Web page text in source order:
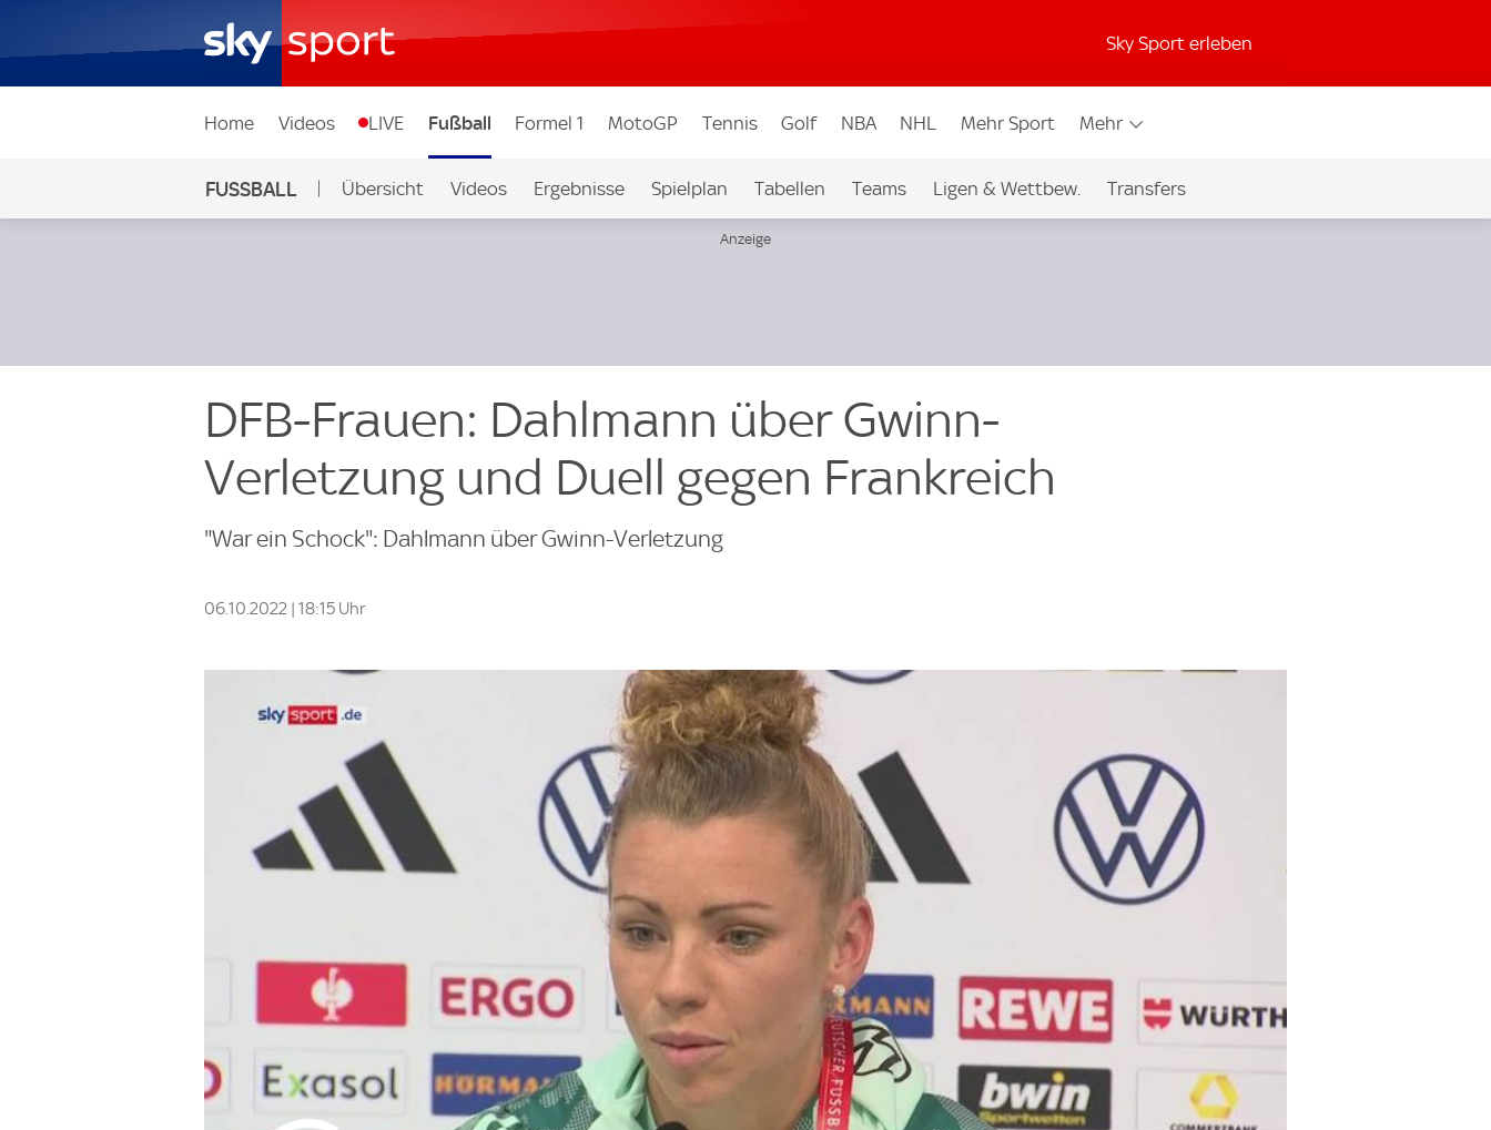
Sky Sport erleben
Home Videos LIVE Fußball Formel 1 MotoGP Tennis Golf NBA NHL Mehr Sport Mehr
FUSSBALL Übersicht Videos Ergebnisse Spielplan Tabellen Teams Ligen & Wettbew. Transfers
DFB-Frauen: Dahlmann über Gwinn-
Verletzung und Duell gegen Frankreich
"War ein Schock": Dahlmann über Gwinn-Verletzung
06.10.2022 | 18:15 Uhr